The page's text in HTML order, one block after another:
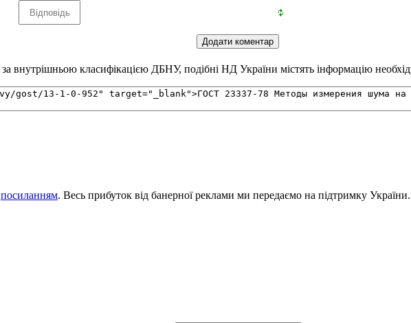
за внутрішньою класифікацією ДБНУ, подібні НД України містять інформацію
посиланням. Весь прибуток від банерної реклами ми передаємо на підтримку України.